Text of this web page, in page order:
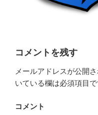
コメントを残す
メールアドレスが公開
いている欄は必須項目で
コメント